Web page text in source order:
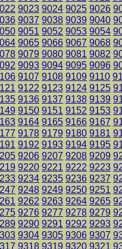
9023 9024 9025 9026
9037 9038 9039 9040
9051 9052 9053 9054
9065 9066 9067 9068
9079 9080 9081 9082
9093 9094 9095 9096
9107 9108 9109 9110
9122 9123 9124 9125
9136 9137 9138 9139
9150 9151 9152 9153
9164 9165 9166 9167
9178 9179 9180 9181
9192 9193 9194 9195
9206 9207 9208 9209
9220 9221 9222 9223
9234 9235 9236 9237
9248 9249 9250 9251
9262 9263 9264 9265
9276 9277 9278 9279
9290 9291 9292 9293
9304 9305 9306 9307
9318 9319 9320 9321